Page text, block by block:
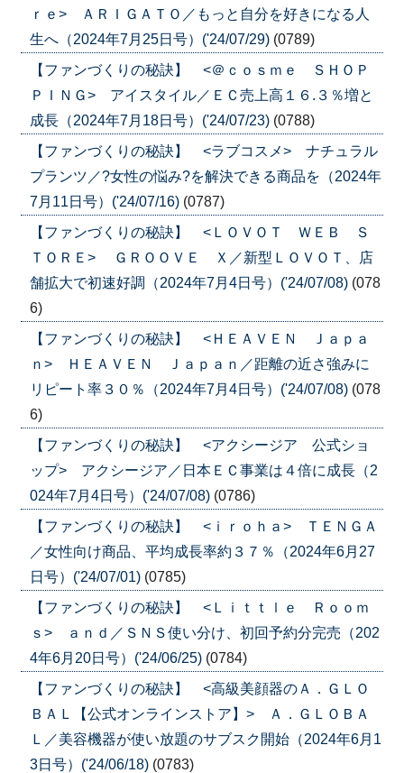
ｒｅ> ＡＲＩＧＡＴＯ／もっと自分を好きになる人
生へ（2024年7月25日号）('24/07/29) (0789)
【ファンづくりの秘訣】 <＠ｃｏｓｍｅ ＳＨＯＰ
ＰＩＮＧ> アイスタイル／ＥＣ売上高１６.３％増と
成長（2024年7月18日号）('24/07/23) (0788)
【ファンづくりの秘訣】 <ラブコスメ> ナチュラル
プランツ／?女性の悩み?を解決できる商品を（2024年
7月11日号）('24/07/16) (0787)
【ファンづくりの秘訣】 <ＬＯＶＯＴ ＷＥＢ Ｓ
ＴＯＲＥ> ＧＲＯＯＶＥ Ｘ／新型ＬＯＶＯＴ、店
舗拡大で初速好調（2024年7月4日号）('24/07/08) (078
6)
【ファンづくりの秘訣】 <ＨＥＡＶＥＮ Ｊａｐａ
ｎ> ＨＥＡＶＥＮ Ｊａｐａｎ／距離の近さ強みに
リピート率３０％（2024年7月4日号）('24/07/08) (078
6)
【ファンづくりの秘訣】 <アクシージア 公式ショ
ップ> アクシージア／日本ＥＣ事業は４倍に成長（2
024年7月4日号）('24/07/08) (0786)
【ファンづくりの秘訣】 <ｉｒｏｈａ> ＴＥＮＧＡ
／女性向け商品、平均成長率約３７％（2024年6月27
日号）('24/07/01) (0785)
【ファンづくりの秘訣】 <Ｌｉｔｔｌｅ Ｒｏｏｍ
ｓ> ａｎｄ／ＳＮＳ使い分け、初回予約分完売（202
4年6月20日号）('24/06/25) (0784)
【ファンづくりの秘訣】 <高級美顔器のＡ．ＧＬＯ
ＢＡＬ【公式オンラインストア】> Ａ．ＧＬＯＢＡ
Ｌ／美容機器が使い放題のサブスク開始（2024年6月1
3日号）('24/06/18) (0783)